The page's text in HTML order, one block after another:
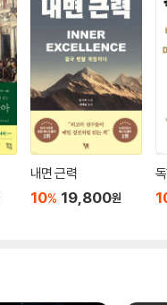
내면 근력
10% 19,800원